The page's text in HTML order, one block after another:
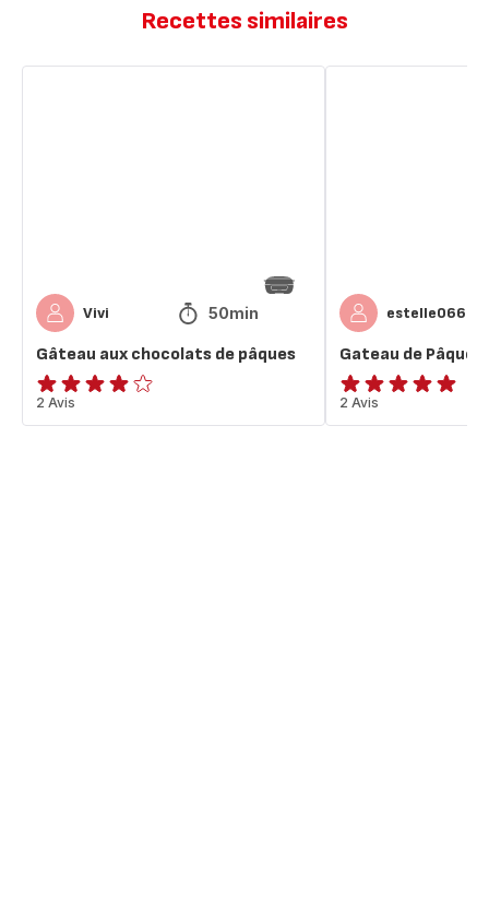
Recettes similaires
Vivi 50min
Gâteau aux chocolats de pâques
Avis
4
2 Avis
estelle0660
Gateau de Pâques
Avis
5
2 Avis